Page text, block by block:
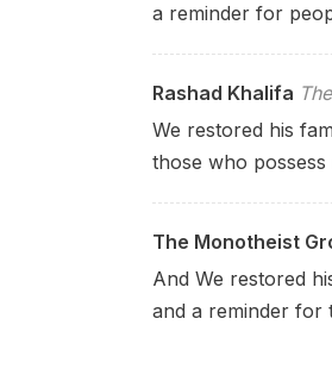
a reminder for
Rashad Khalifa
We restored his
those who possess
The Monotheist
And We restored
and a reminder for